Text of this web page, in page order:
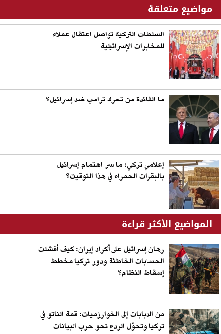
مواضيع متعلقة
السلطات التركية تواصل اعتقال عملاء
للمخابرات الإسرائيلية
ما الفائدة من تحرك ترامب ضد إسرائيل؟
إعلامي تركي: ما سر اهتمام إسرائيل
بالبقرات الحمراء في هذا التوقيت؟
المواضيع الأكثر قراءة
رهان إسرائيل على أكراد إيران: كيف أفشلت
الحسابات الخاطئة ودور تركيا مخطط
إسقاط النظام؟
من الدبابات إلى الخوارزميات: قمة الناتو في
تركيا وتحوّل الردع نحو حرب البيانات